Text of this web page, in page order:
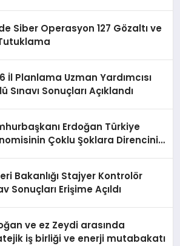
Siber Operasyon 127 Gözaltı ve
İl Planlama Uzman Yardımcısı
Sınavı Sonuçları Açıklandı
Erdoğan Türkiye
Çoklu Şoklara Direncini
Bakanlığı Stajyer Kontrolör
Sonuçları Erişime Açıldı
ve ez Zeydi arasında
iş birliği ve enerji mutabakatı